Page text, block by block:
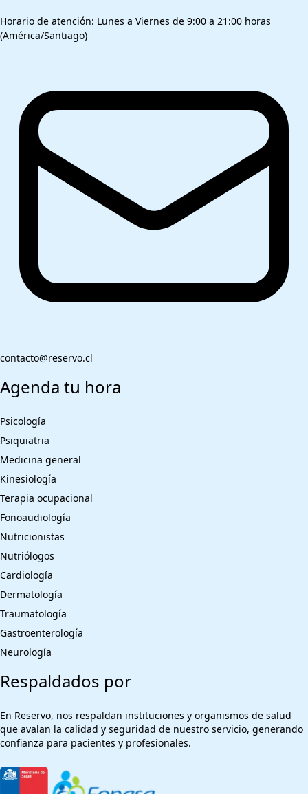
Horario de atención: Lunes a Viernes de 9:00 a 21:00 horas
(América/Santiago)
contacto@reservo.cl
Agenda tu hora
Psicología
Psiquiatria
Medicina general
Kinesiología
Terapia ocupacional
Fonoaudiología
Nutricionistas
Nutriólogos
Cardiología
Dermatología
Traumatología
Gastroenterología
Neurología
Respaldados por
En Reservo, nos respaldan instituciones y organismos de salud
que avalan la calidad y seguridad de nuestro servicio, generando
confianza para pacientes y profesionales.